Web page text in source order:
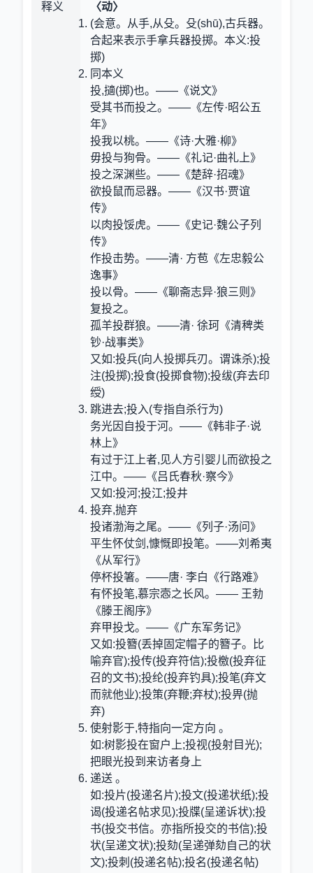
释义
〈动〉
(会意。从手,从殳。殳(shū),古兵器。
合起来表示手拿兵器投掷。本义:投
掷)
同本义
投,擿(掷)也。——《说文》
受其书而投之。——《左传·昭公五
年》
投我以桃。——《诗·大雅·柳》
毋投与狗骨。——《礼记·曲礼上》
投之深渊些。——《楚辞·招魂》
欲投鼠而忌器。——《汉书·贾谊
传》
以肉投馁虎。——《史记·魏公子列
传》
作投击势。——清· 方苞《左忠毅公
逸事》
投以骨。——《聊斋志异·狼三则》
复投之。
孤羊投群狼。——清· 徐珂《清稗类
钞·战事类》
又如:投兵(向人投掷兵刃。谓诛杀);投
注(投掷);投食(投掷食物);投绂(弃去印
绶)
跳进去;投入(专指自杀行为)
务光因自投于河。——《韩非子·说
林上》
有过于江上者,见人方引婴儿而欲投之
江中。——《吕氏春秋·察今》
又如:投河;投江;投井
投弃,抛弃
投诸渤海之尾。——《列子·汤问》
平生怀仗剑,慷慨即投笔。——刘希夷
《从军行》
停杯投箸。——唐· 李白《行路难》
有怀投笔,慕宗悫之长风。—— 王勃
《滕王阁序》
弃甲投戈。——《广东军务记》
又如:投簪(丢掉固定帽子的簪子。比
喻弃官);投传(投弃符信);投檄(投弃征
召的文书);投纶(投弃钓具);投笔(弃文
而就他业);投策(弃鞭;弃杖);投畀(抛
弃)
使射影于,特指向一定方向 。
如:树影投在窗户上;投视(投射目光);
把眼光投到来访者身上
递送 。
如:投片(投递名片);投文(投递状纸);投
谒(投递名帖求见);投牒(呈递诉状);投
书(投交书信。亦指所投交的书信);投
状(呈递文状);投劾(呈递弹劾自己的状
文);投刺(投递名帖);投名(投递名帖)